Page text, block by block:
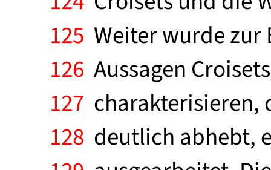
125 Weiter wurde zur
126 Aussagen
127 charakterisieren,
128 deutlich abhebt,